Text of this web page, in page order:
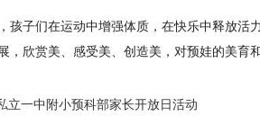
孩子们在运动中增强体质，在快乐中释放活
欣赏美、感受美、创造美，对预娃的美育